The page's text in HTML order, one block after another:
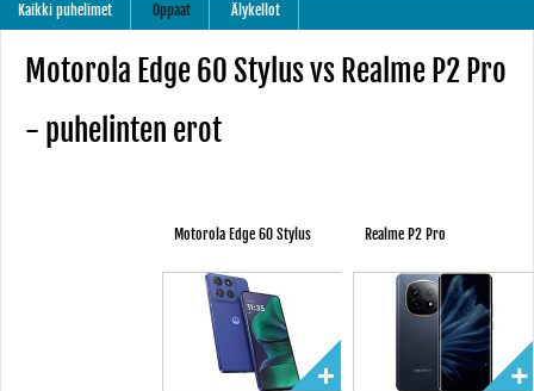
Kaikki puhelimet Oppaat Älykellot
Motorola Edge 60 Stylus vs Realme P2 Pro
- puhelinten erot
Motorola Edge 60 Stylus Realme P2 Pro